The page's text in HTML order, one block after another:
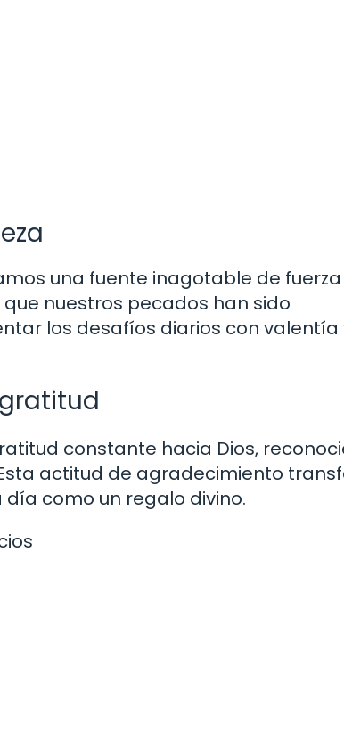
una fuente inagotable de fuerza
nuestros pecados han sido
los desafíos diarios con valentía
constante hacia Dios,
actitud de agradecimiento
como un regalo divino.